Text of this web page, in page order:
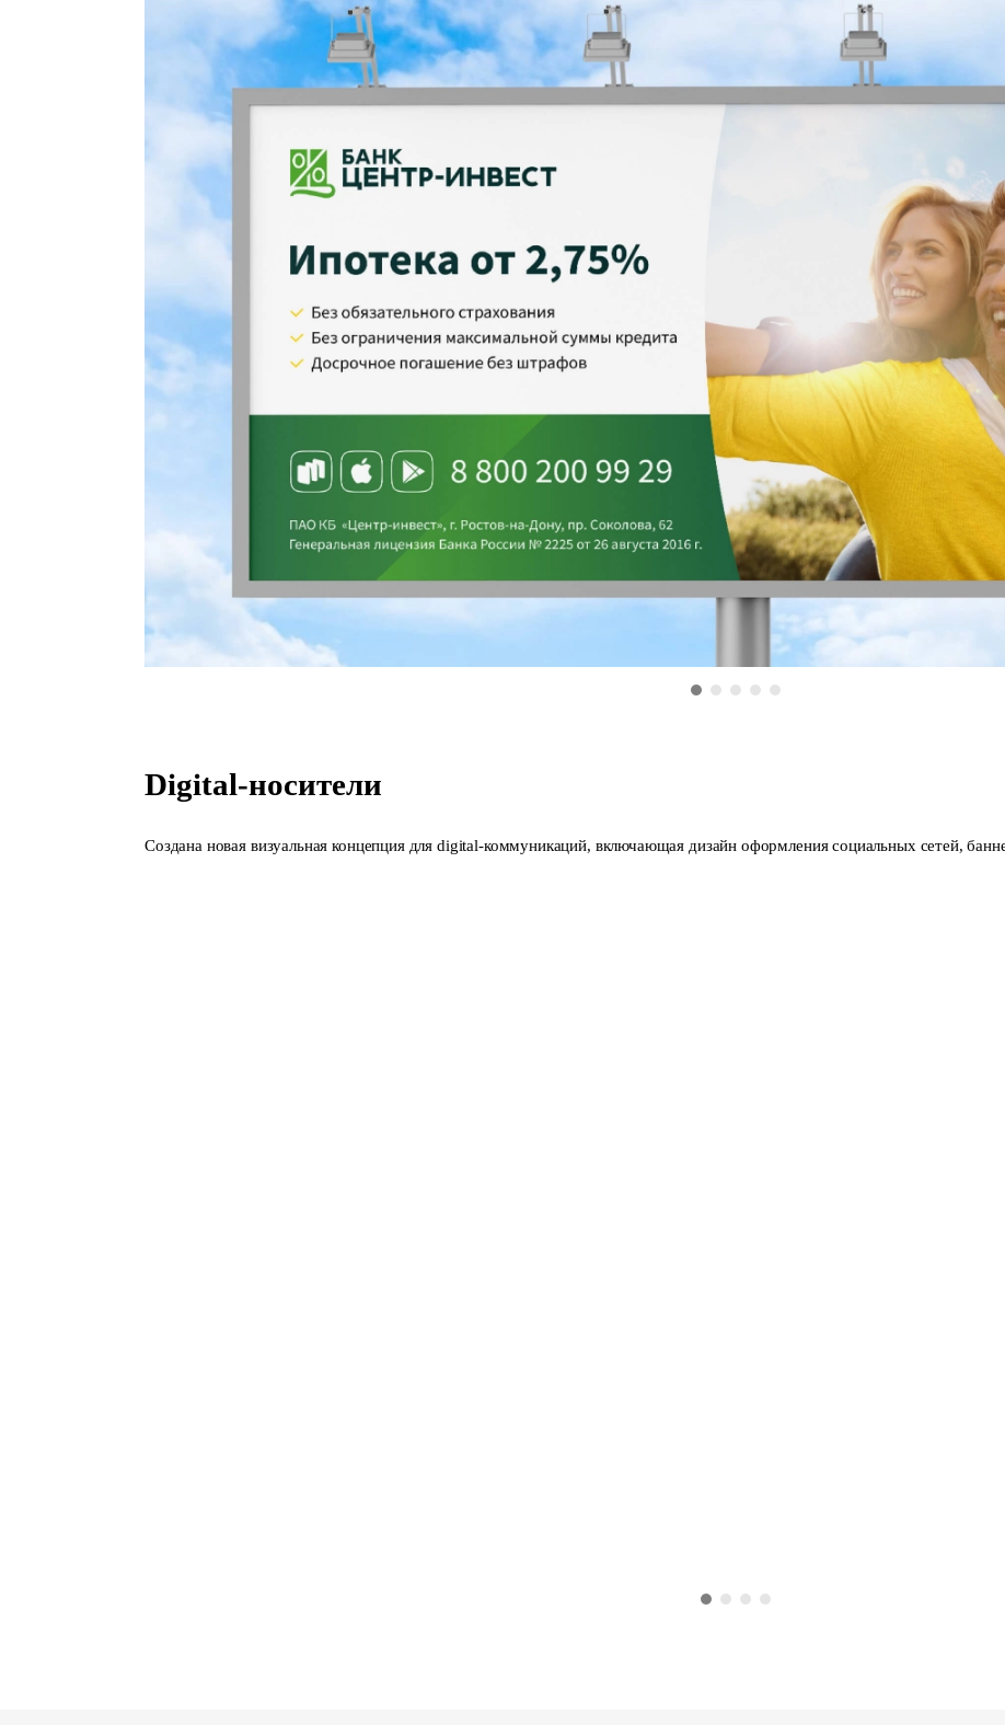
Digital-носители
Создана новая визуальная концепция для digital-коммуникаций, включающая дизайн оформления социальных сетей,